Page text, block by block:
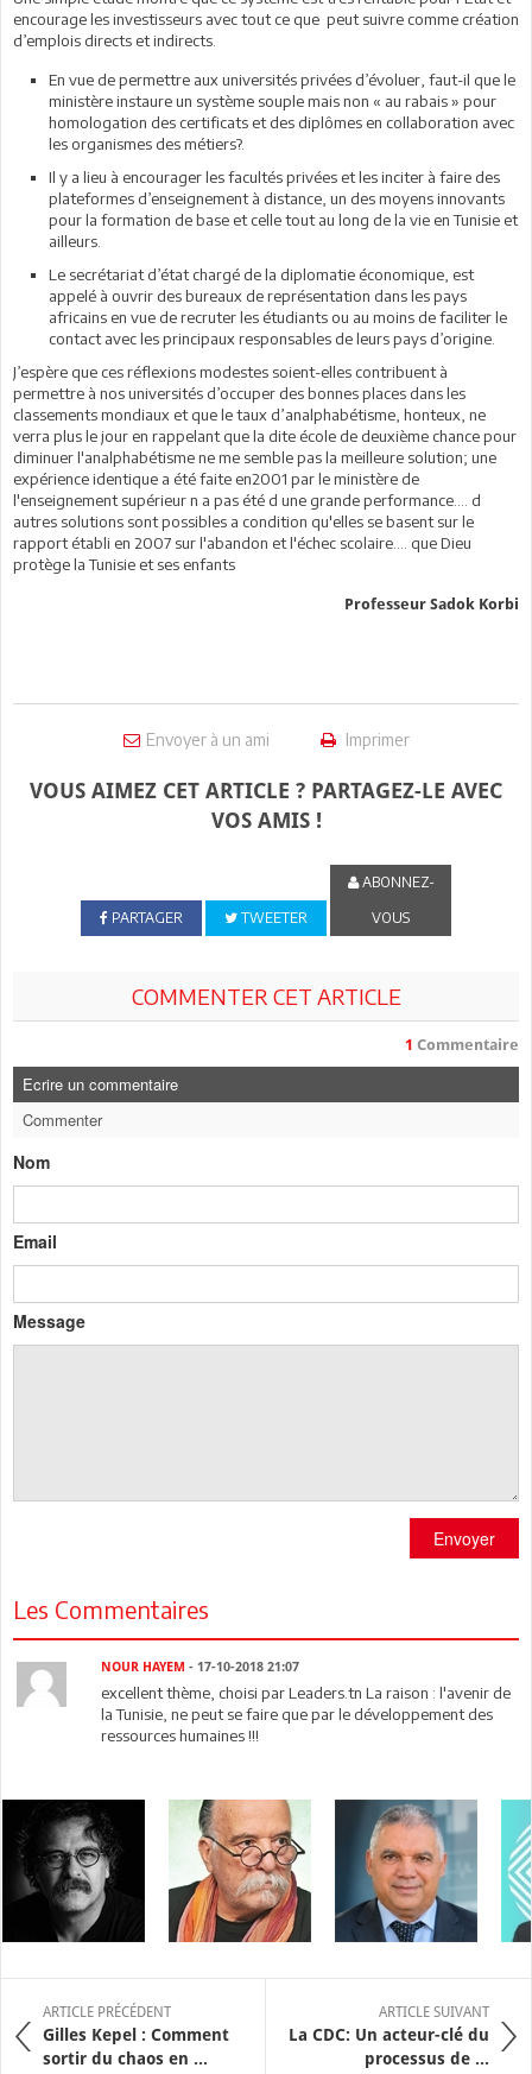
encourage les investisseurs avec tout ce que peut suivre comme création
d’emplois directs et indirects.
En vue de permettre aux universités privées d’évoluer, faut-il que le
ministère instaure un système souple mais non « au rabais » pour
homologation des certificats et des diplômes en collaboration avec
les organismes des métiers?.
Il y a lieu à encourager les facultés privées et les inciter à faire des
plateformes d’enseignement à distance, un des moyens innovants
pour la formation de base et celle tout au long de la vie en Tunisie et
ailleurs.
Le secrétariat d’état chargé de la diplomatie économique, est
appelé à ouvrir des bureaux de représentation dans les pays
africains en vue de recruter les étudiants ou au moins de faciliter le
contact avec les principaux responsables de leurs pays d’origine.
J’espère que ces réflexions modestes soient-elles contribuent à
permettre à nos universités d’occuper des bonnes places dans les
classements mondiaux et que le taux d’analphabétisme, honteux, ne
verra plus le jour en rappelant que la dite école de deuxième chance pour
diminuer l'analphabétisme ne me semble pas la meilleure solution; une
expérience identique a été faite en2001 par le ministère de
l'enseignement supérieur n a pas été d une grande performance…. d
autres solutions sont possibles a condition qu'elles se basent sur le
rapport établi en 2007 sur l'abandon et l'échec scolaire…. que Dieu
protège la Tunisie et ses enfants
Professeur Sadok Korbi
Envoyer à un ami Imprimer
VOUS AIMEZ CET ARTICLE ? PARTAGEZ-LE AVEC
VOS AMIS !
PARTAGER TWEETER
ABONNEZ-
VOUS
COMMENTER CET ARTICLE
1 Commentaire
Ecrire un commentaire
Commenter
Nom
Email
Message
Envoyer
Les Commentaires
NOUR HAYEM - 17-10-2018 21:07
excellent thème, choisi par Leaders.tn La raison : l'avenir de
la Tunisie, ne peut se faire que par le développement des
ressources humaines !!!
ARTICLE PRÉCÉDENT
Gilles Kepel : Comment
sortir du chaos en ...
ARTICLE SUIVANT
La CDC: Un acteur-clé du
processus de ...